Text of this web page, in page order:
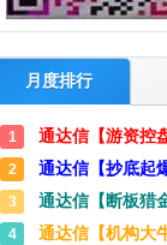
月度排行
1 通达信【游资控
2 通达信【抄底起
3 通达信【断板猎
4 通达信【机构大